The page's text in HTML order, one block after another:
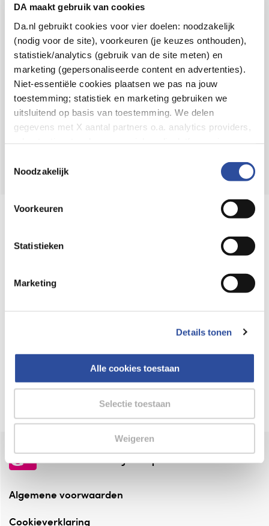
DA maakt gebruik van cookies
Da.nl gebruikt cookies voor vier doelen: noodzakelijk
(nodig voor de site), voorkeuren (je keuzes onthouden),
statistiek/analytics (gebruik van de site meten) en
marketing (gepersonaliseerde content en advertenties).
Niet-essentiële cookies plaatsen we pas na jouw
toestemming; statistiek en marketing gebruiken we
uitsluitend op basis van toestemming. We delen
gegevens met X aantal partners o.a. analytics providers,
en de bewaartermijnen per categorie. Je kunt je keuze op
gegevensverwerking staat in de
Privacyverklaring
Noodzakelijk
Voorkeuren
Statistieken
Marketing
Details tonen
Alle cookies toestaan
Selectie toestaan
Weigeren
8.6 uit4.106 reviews
Over DA
Klantenservice
Assortiment
VolgDAop:
Online aanbieder medicijnen
webshop mag verkopen.
⁠Verantwoorde zorg, ⁠ook online.
Altijd onze folder bij de hand
Check onze folders ⁠bij AlleFolders.
de vriendelijke specialist
Algemene voorwaarden
Cookieverklaring